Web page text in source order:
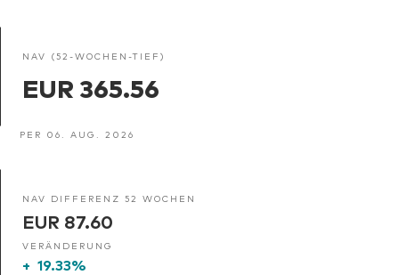
NAV (52-WOCHEN-TIEF)
EUR 365.56
PER 06. AUG. 2026
NAV DIFFERENZ 52 WOCHEN
EUR 87.60
VERÄNDERUNG
+ 19.33%